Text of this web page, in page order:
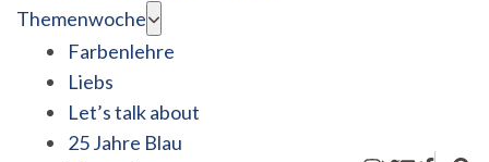
Themenwoche
Farbenlehre
Liebs
Let’s talk about
25 Jahre Blau